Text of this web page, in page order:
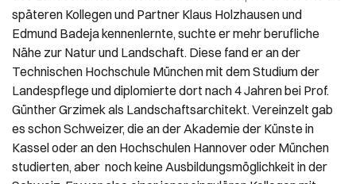
späteren Kollegen und Partner Klaus Holzhausen und
Edmund Badeja kennenlernte, suchte er mehr berufliche
Nähe zur Natur und Landschaft. Diese fand er an der
Technischen Hochschule München mit dem Studium der
Landespflege und diplomierte dort nach 4 Jahren bei Prof.
Günther Grzimek als Landschaftsarchitekt. Vereinzelt gab
es schon Schweizer, die an der Akademie der Künste in
Kassel oder an den Hochschulen Hannover oder München
studierten, aber noch keine Ausbildungsmöglichkeit in der